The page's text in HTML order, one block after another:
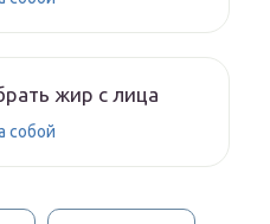
жир с лица
собой